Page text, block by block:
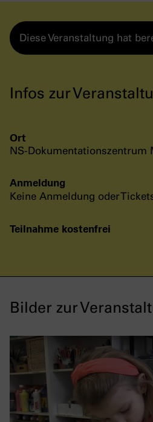
Diese Veranstaltung hat
Infos zur
Ort
NS-Dokumentationszentrum
Anmeldung
Keine Anmeldung oder
Teilnahme kostenfrei
Bilder zur